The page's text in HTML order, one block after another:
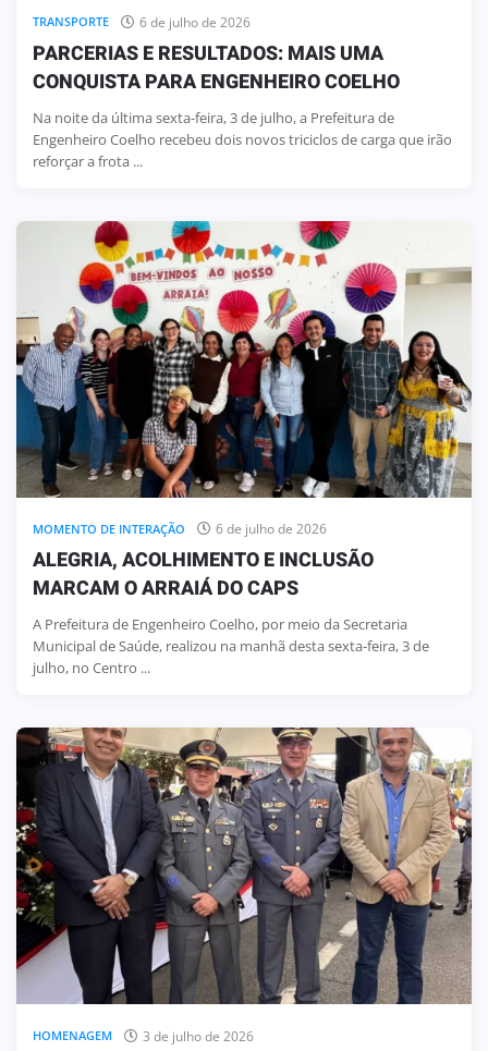
TRANSPORTE 6 de julho de 2026
PARCERIAS E RESULTADOS: MAIS UMA
CONQUISTA PARA ENGENHEIRO COELHO
Na noite da última sexta-feira, 3 de julho, a Prefeitura de
Engenheiro Coelho recebeu dois novos triciclos de carga que irão
reforçar a frota ...
MOMENTO DE INTERAÇÃO 6 de julho de 2026
ALEGRIA, ACOLHIMENTO E INCLUSÃO
MARCAM O ARRAIÁ DO CAPS
A Prefeitura de Engenheiro Coelho, por meio da Secretaria
Municipal de Saúde, realizou na manhã desta sexta-feira, 3 de
julho, no Centro ...
HOMENAGEM 3 de julho de 2026